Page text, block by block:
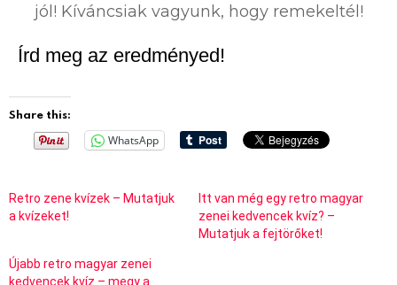
jól! Kíváncsiak vagyunk, hogy remekeltél!
Írd meg az eredményed!
Share this:
WhatsApp
Retro zene kvízek – Mutatjuk
a kvízeket!
Itt van még egy retro magyar
zenei kedvencek kvíz? –
Mutatjuk a fejtörőket!
Újabb retro magyar zenei
kedvencek kvíz – megy a